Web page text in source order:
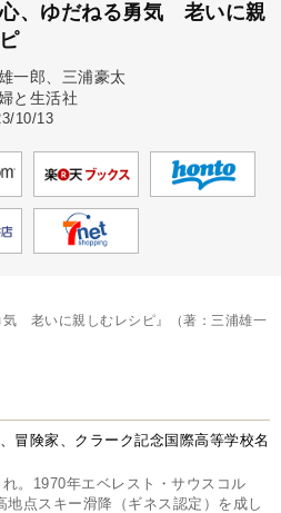
、ゆだねる勇気 老いに親
一郎、三浦豪太
と生活社
10/13
老いに親しむレシピ』（著：三浦雄一
冒険家、クラーク記念国際高等学校名
。1970年エベレスト・サウスコル
地点スキー滑降（ギネス認定）を成し